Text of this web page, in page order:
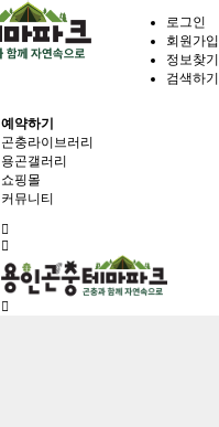
로그인
회원가입
정보찾기
검색하기
예약하기
곤충라이브러리
용곤갤러리
쇼핑몰
커뮤니티
메
뉴